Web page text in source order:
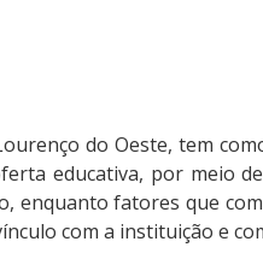
do Oeste, tem
educativa, por meio
enquanto fatores que
com a instituição e